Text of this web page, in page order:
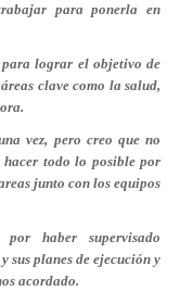
para ponerla en
para lograr el objetivo de
clave como la salud,
vez, pero creo que no
hacer todo lo posible por
junto con los equipos
haber supervisado
sus planes de ejecución y
acordado.